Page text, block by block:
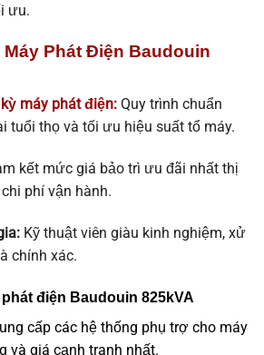
ưu.
Máy Phát Điện Baudouin
máy phát điện:Quy trình chuẩn
tuổi thọ và tối ưu hiệu suất tổ máy.
kết mức giá bảo trì ưu đãi nhất thị
phí vận hành.
Kỹ thuật viên giàu kinh nghiệm, xử
chính xác.
điện Baudouin 825kVA
cấp các hệ thống phụ trợ cho máy
và giá cạnh tranh nhất.